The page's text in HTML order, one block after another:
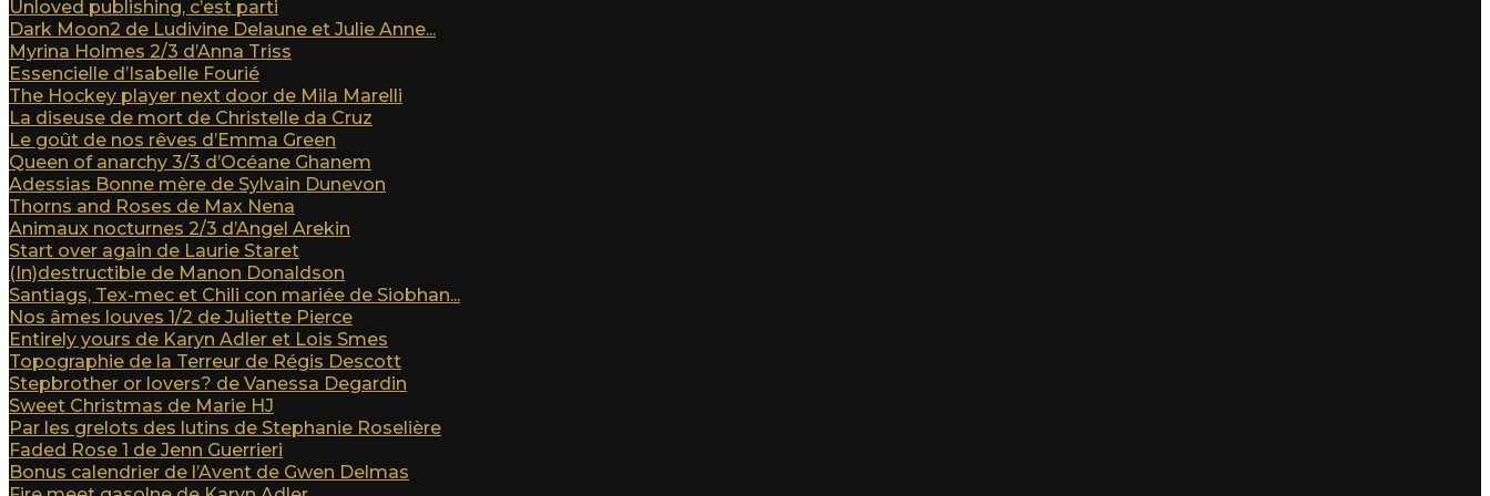
Unloved publishing, c’est parti
Dark Moon2 de Ludivine Delaune et Julie Anne...
Myrina Holmes 2/3 d’Anna Triss
Essencielle d’Isabelle Fourié
The Hockey player next door de Mila Marelli
La diseuse de mort de Christelle da Cruz
Le goût de nos rêves d’Emma Green
Queen of anarchy 3/3 d’Océane Ghanem
Adessias Bonne mère de Sylvain Dunevon
Thorns and Roses de Max Nena
Animaux nocturnes 2/3 d’Angel Arekin
Start over again de Laurie Staret
(In)destructible de Manon Donaldson
Santiags, Tex-mec et Chili con mariée de Siobhan...
Nos âmes louves 1/2 de Juliette Pierce
Entirely yours de Karyn Adler et Lois Smes
Topographie de la Terreur de Régis Descott
Stepbrother or lovers? de Vanessa Degardin
Sweet Christmas de Marie HJ
Par les grelots des lutins de Stephanie Roselière
Faded Rose 1 de Jenn Guerrieri
Bonus calendrier de l’Avent de Gwen Delmas